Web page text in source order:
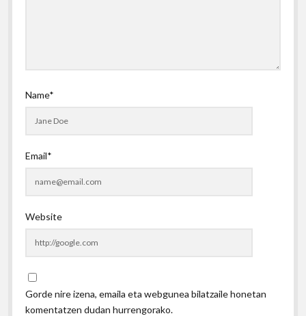
Name*
Email*
Website
Gorde nire izena, emaila eta webgunea bilatzaile honetan
komentatzen dudan hurrengorako.